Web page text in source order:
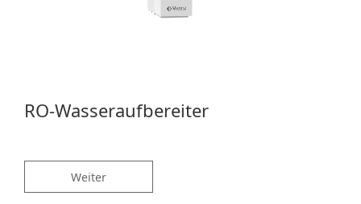
RO-Wasseraufbereiter
Weiter